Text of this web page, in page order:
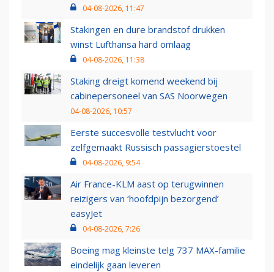
04-08-2026, 11:47
Stakingen en dure brandstof drukken
winst Lufthansa hard omlaag
04-08-2026, 11:38
Staking dreigt komend weekend bij
cabinepersoneel van SAS Noorwegen
04-08-2026, 10:57
Eerste succesvolle testvlucht voor
zelfgemaakt Russisch passagierstoestel
04-08-2026, 9:54
Air France-KLM aast op terugwinnen
reizigers van ‘hoofdpijn bezorgend’
easyJet
04-08-2026, 7:26
Boeing mag kleinste telg 737 MAX-familie
eindelijk gaan leveren